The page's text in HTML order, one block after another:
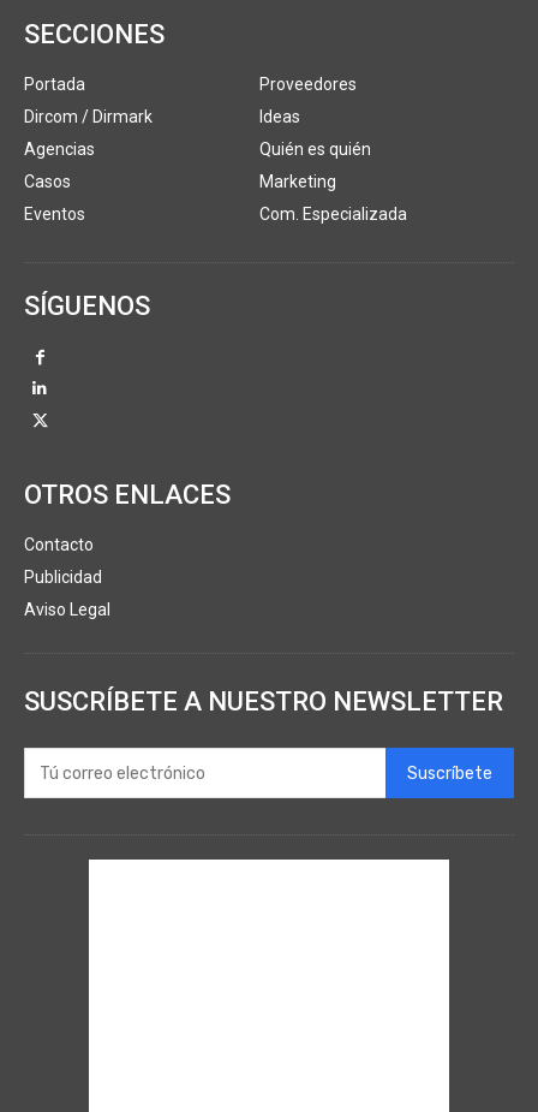
SECCIONES
Portada
Dircom / Dirmark
Agencias
Casos
Eventos
Proveedores
Ideas
Quién es quién
Marketing
Com. Especializada
SÍGUENOS
OTROS ENLACES
Contacto
Publicidad
Aviso Legal
SUSCRÍBETE A NUESTRO NEWSLETTER
Suscríbete